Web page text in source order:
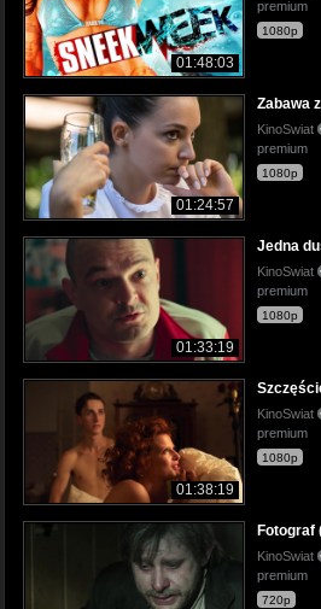
01:48:03
premium
1080p
01:24:57
Zabawa
KinoSwiat
premium
1080p
01:33:19
Jedna
KinoSwiat
premium
1080p
01:38:19
KinoSwiat
premium
1080p
Fotograf
KinoSwiat
premium
720p